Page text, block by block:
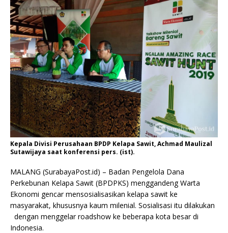
Kepala Divisi Perusahaan BPDP Kelapa Sawit, Achmad Maulizal
Sutawijaya saat konferensi pers. (ist).
MALANG (SurabayaPost.id) – Badan Pengelola Dana
Perkebunan Kelapa Sawit (BPDPKS) menggandeng Warta
Ekonomi gencar mensosialisasikan kelapa sawit ke
masyarakat, khususnya kaum milenial. Sosialisasi itu dilakukan
dengan menggelar roadshow ke beberapa kota besar di
Indonesia.